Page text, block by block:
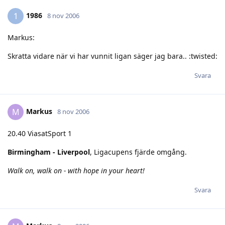
1 1986 8 nov 2006
Markus:
Skratta vidare när vi har vunnit ligan säger jag bara.. :twisted:
Svara
M Markus 8 nov 2006
20.40 ViasatSport 1
Birmingham - Liverpool, Ligacupens fjärde omgång.
Walk on, walk on - with hope in your heart!
Svara